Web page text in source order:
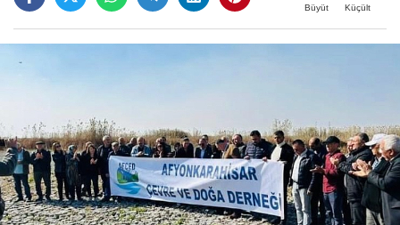
Büyüt Küçült